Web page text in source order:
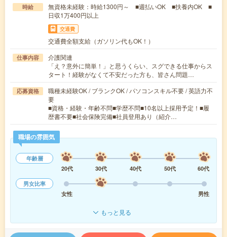
時給
無資格未経験：時給1300円～ ■週払いOK ■扶養内OK ■
日収1万400円以上
交通費
交通費全額支給（ガソリン代もOK！）
仕事内容
介護関連
「え？意外に簡単！」と思うくらい、スグできる仕事からス
タート！経験がなくて不安だった方も、皆さん問題…
応募資格
職種未経験OK / ブランクOK / パソコンスキル不要 / 英語力不
要
■資格・経験・年齢不問■学歴不問■10名以上採用予定！■履
歴書不要■社会保険完備■社員登用あり（紹介…
職場の雰囲気
年齢層
20代
30代 40代 50代
60代
男女比率
女性
男性
もっと見る